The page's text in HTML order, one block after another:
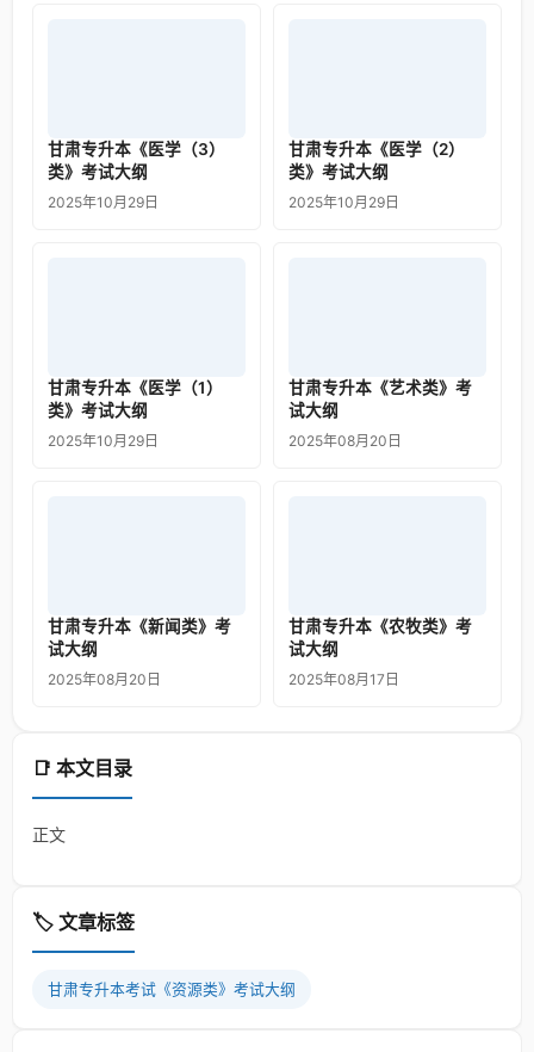
📑 本文目录
正文
🏷️ 文章标签
甘肃专升本考试《资源类》考试大纲
甘肃专升本《医学（3）
类》考试大纲
2025年10月29日
甘肃专升本《医学（2）
类》考试大纲
2025年10月29日
甘肃专升本《医学（1）
类》考试大纲
2025年10月29日
甘肃专升本《艺术类》考
试大纲
2025年08月20日
甘肃专升本《新闻类》考
试大纲
2025年08月20日
甘肃专升本《农牧类》考
试大纲
2025年08月17日